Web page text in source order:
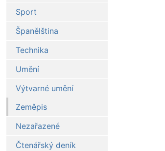
Sport
Španělština
Technika
Umění
Výtvarné umění
Zeměpis
Nezařazené
Čtenářský deník